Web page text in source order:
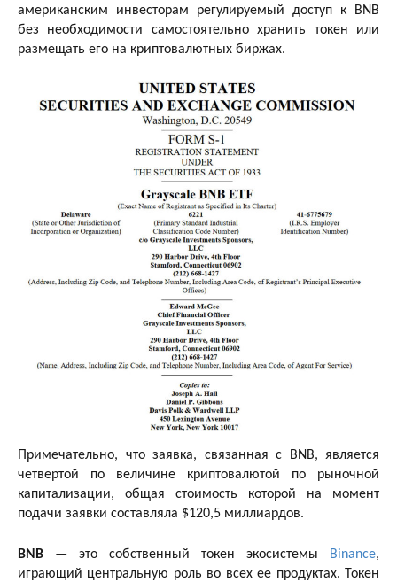
американским инвесторам регулируемый доступ к BNB
без необходимости самостоятельно хранить токен или
размещать его на криптовалютных биржах.
Примечательно, что заявка, связанная с BNB, является
четвертой по величине криптовалютой по рыночной
капитализации, общая стоимость которой на момент
подачи заявки составляла $120,5 миллиардов.
BNB — это собственный токен экосистемы Binance,
играющий центральную роль во всех ее продуктах. Токен